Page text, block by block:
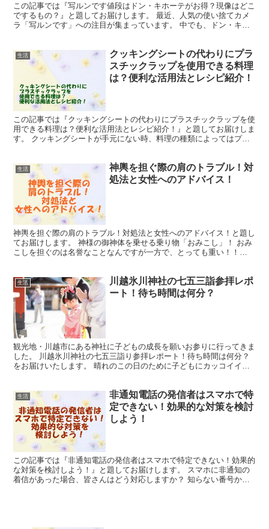
この記事では『写ルンです値段はドン・キホーテがお得？現像はどこ
でするもの？』と題してお届けします。 最近、人気の使い捨てカメ
ラ「写ルンです」への注目が集まっています。 中でも、ドン・キホ
生活
クッキングシートの代わりにプラ
スチックラップを使用できる料理
は？便利な活用法とレシピ紹介！
この記事では『クッキングシートの代わりにプラスチックラップを使
用できる料理は？便利な活用法とレシピ紹介！』と題してお届けしま
す。 クッキングシートが手元にない時、料理の種類によってはプラ
生活
神輿を担ぐ際の肩のトラブル！対
処法と女性へのアドバイス！
神輿を担ぐ際の肩のトラブル！対処法と女性へのアドバイス！と題し
てお届けします。 神様の御神体を乗せる乗り物「おみこし」！ おみ
こしを担ぐのは名誉なことなんですが一方で、とっても重い！！
生活
川越氷川神社の七五三詣参拝レポ
ート！待ち時間は何分？
観光地・川越市にある神社に子どもの成長を願いお参りに行ってきま
した。 川越氷川神社の七五三詣り参拝レポート！待ち時間は何分？
をお届けいたします。 晴れのこの日のために子どもにカッコイイ袴
生活
非通知電話の発信者はスマホで特
定できない！効果的な対策を検討
しよう！
この記事では『非通知電話の発信者はスマホで特定できない！効果的
な対策を検討しよう！』と題してお届けします。 スマホに非通知の
着信があった場合、皆さんはどう対応しますか？ 知らない番号から